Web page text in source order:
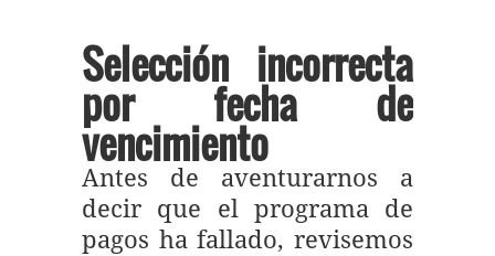
Selección incorrecta
por fecha de
vencimiento
Antes de aventurarnos a
decir que el programa de
pagos ha fallado, revisemos